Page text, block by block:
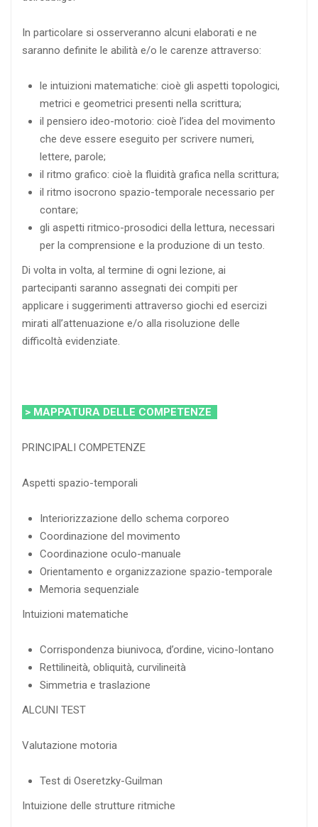
In particolare si osserveranno alcuni elaborati e ne
saranno definite le abilità e/o le carenze attraverso:
le intuizioni matematiche: cioè gli aspetti topologici,
metrici e geometrici presenti nella scrittura;
il pensiero ideo-motorio: cioè l’idea del movimento
che deve essere eseguito per scrivere numeri,
lettere, parole;
il ritmo grafico: cioè la fluidità grafica nella scrittura;
il ritmo isocrono spazio-temporale necessario per
contare;
gli aspetti ritmico-prosodici della lettura, necessari
per la comprensione e la produzione di un testo.
Di volta in volta, al termine di ogni lezione, ai
partecipanti saranno assegnati dei compiti per
applicare i suggerimenti attraverso giochi ed esercizi
mirati all’attenuazione e/o alla risoluzione delle
difficoltà evidenziate.
> MAPPATURA DELLE COMPETENZE
PRINCIPALI COMPETENZE
Aspetti spazio-temporali
Interiorizzazione dello schema corporeo
Coordinazione del movimento
Coordinazione oculo-manuale
Orientamento e organizzazione spazio-temporale
Memoria sequenziale
Intuizioni matematiche
Corrispondenza biunivoca, d’ordine, vicino-lontano
Rettilineità, obliquità, curvilineità
Simmetria e traslazione
ALCUNI TEST
Valutazione motoria
Test di Oseretzky-Guilman
Intuizione delle strutture ritmiche